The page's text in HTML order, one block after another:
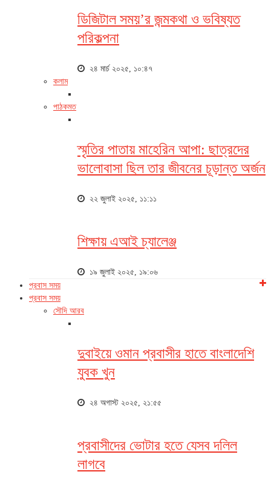
ডিজিটাল সময়’র জন্মকথা ও ভবিষ্যত
পরিকল্পনা
২৪ মার্চ ২০২৫, ১০:৪৭
কলাম
পাঠকমত
স্মৃতির পাতায় মাহেরিন আপা: ছাত্রদের
ভালোবাসা ছিল তার জীবনের চূড়ান্ত অর্জন
২২ জুলাই ২০২৫, ১১:১১
শিক্ষায় এআই চ্যালেঞ্জ
১৯ জুলাই ২০২৫, ১৯:০৬
প্রবাস সময়
প্রবাস সময়
সৌদি আরব
দুবাইয়ে ওমান প্রবাসীর হাতে বাংলাদেশি
যুবক খুন
২৪ অগাস্ট ২০২৫, ২১:৫৫
প্রবাসীদের ভোটার হতে যেসব দলিল
লাগবে